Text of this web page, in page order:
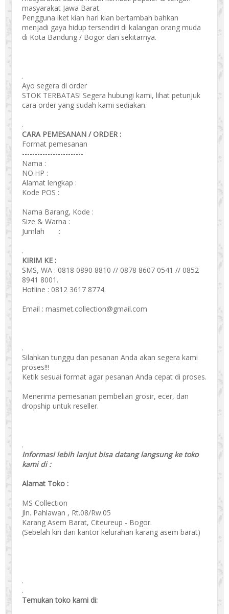
masyarakat Jawa Barat.
Pengguna iket kian hari kian bertambah bahkan
menjadi gaya hidup tersendiri di kalangan orang muda
di Kota Bandung / Bogor dan sekitarnya.
.
Ayo segera di order
STOK TERBATAS! Segera hubungi kami, lihat petunjuk
cara order yang sudah kami sediakan.
.
CARA PEMESANAN / ORDER :
Format pemesanan
------------------------
Nama :
NO.HP :
Alamat lengkap :
Kode POS :
Nama Barang, Kode :
Size & Warna :
Jumlah :
.
KIRIM KE :
SMS, WA : 0818 0890 8810 // 0878 8607 0541 // 0852
8941 8001.
Hotline : 0812 3617 8774.
Email : masmet.collection@gmail.com
.
Silahkan tunggu dan pesanan Anda akan segera kami
proses!!!
Ketik sesuai format agar pesanan Anda cepat di proses.
Menerima pemesanan pembelian grosir, ecer, dan
dropship untuk reseller.
.
Informasi lebih lanjut bisa datang langsung ke toko
kami di :
Alamat Toko :
MS Collection
Jln. Pahlawan , Rt.08/Rw.05
Karang Asem Barat, Citeureup - Bogor.
(Sebelah kiri dari kantor kelurahan karang asem barat)
.
.
Temukan toko kami di: